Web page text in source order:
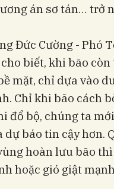
án sơ tán… trở
Đức Cường - Phó
biết, khi bão
mặt, chỉ dựa vào
Chỉ khi bão cách
đổ bộ, chúng ta
báo tin cậy hơn.
hoàn lưu bão
hoặc gió giật